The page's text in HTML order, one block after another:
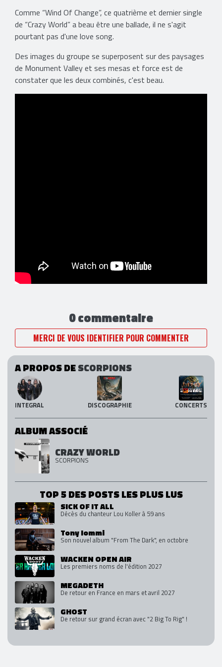
Comme “Wind Of Change”, ce quatrième et dernier single
de “Crazy World” a beau être une ballade, il ne s'agit
pourtant pas d'une love song.
Des images du groupe se superposent sur des paysages
de Monument Valley et ses mesas et force est de
constater que les deux combinés, c'est beau.
0 commentaire
MERCI DE VOUS IDENTIFIER POUR COMMENTER
A PROPOS DESCORPIONS
INTEGRAL DISCOGRAPHIE CONCERTS
ALBUM ASSOCIÉ
CRAZY WORLD
SCORPIONS
TOP 5 DES POSTS LES PLUS LUS
SICK OF IT ALL
Décès du chanteur Lou Koller à 59 ans
Tony Iommi
Son nouvel album "From The Dark", en octobre
WACKEN OPEN AIR
Les premiers noms de l'édition 2027
MEGADETH
De retour en France en mars et avril 2027
GHOST
De retour sur grand écran avec "2 Big To Rig" !